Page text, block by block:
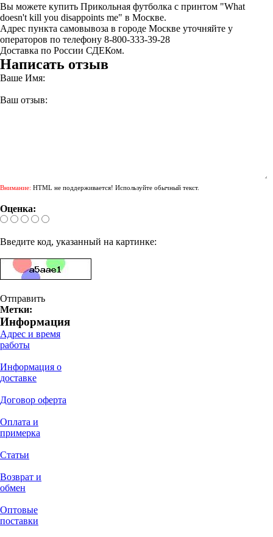
Вы можете купить Прикольная футболка с принтом "What
doesn't kill you disappoints me" в Москве.
Адрес пункта самовывоза в городе Москве уточняйте у
операторов по телефону 8-800-333-39-28
Доставка по России СДЕКом.
Написать отзыв
Ваше Имя:
Ваш отзыв:
Внимание: HTML не поддерживается! Используйте обычный текст.
Оценка:
Введите код, указанный на картинке:
Отправить
Метки:
Информация
Адрес и время
работы
Информация о
доставке
Договор оферта
Оплата и
примерка
Статьи
Возврат и
обмен
Оптовые
поставки